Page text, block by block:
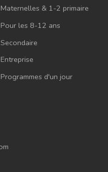
Maternelles & 1-2 primaire
Pour les 8-12 ans
Secondaire
Entreprise
Programmes d'un jour